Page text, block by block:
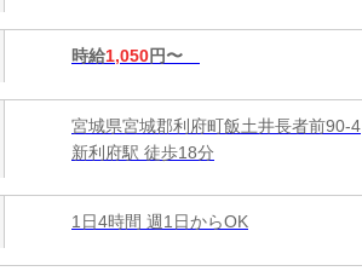
時給1,050円〜
宮城県宮城郡利府町飯土井長者前90-4
新利府駅 徒歩18分
1日4時間 週1日からOK